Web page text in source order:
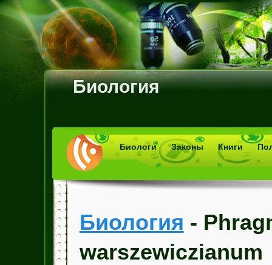
Биология
Биологи Законы Книги
Биология -
warszewiczianum